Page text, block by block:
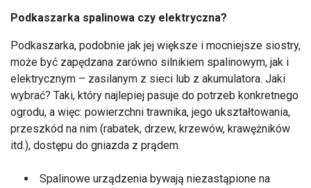
Podkaszarka spalinowa czy elektryczna?
Podkaszarka, podobnie jak jej większe i mocniejsze siostry,
może być zapędzana zarówno silnikiem spalinowym, jak i
elektrycznym – zasilanym z sieci lub z akumulatora. Jaki
wybrać? Taki, który najlepiej pasuje do potrzeb konkretnego
ogrodu, a więc: powierzchni trawnika, jego ukształtowania,
przeszkód na nim (rabatek, drzew, krzewów, krawężników
itd.), dostępu do gniazda z prądem.
Spalinowe urządzenia bywają niezastąpione na